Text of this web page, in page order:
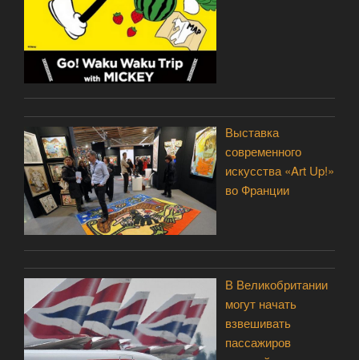
Выставка
современного
искусства «Art Up!»
во Франции
В Великобритании
могут начать
взвешивать
пассажиров